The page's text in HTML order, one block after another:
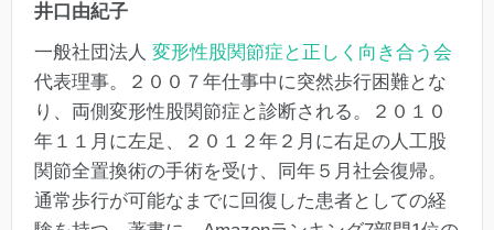
井口由紀子
一般社団法人 変形性股関節症と正しく向き合う会
代表理事。２００７年仕事中に突然歩行困難とな
り、両側変形性股関節症と診断される。２０１０
年１１月に左足、２０１２年２月に右足の人工股
関節全置換術の手術を受け、同年５月社会復帰。
通常歩行が可能なまでに回復した患者としての経